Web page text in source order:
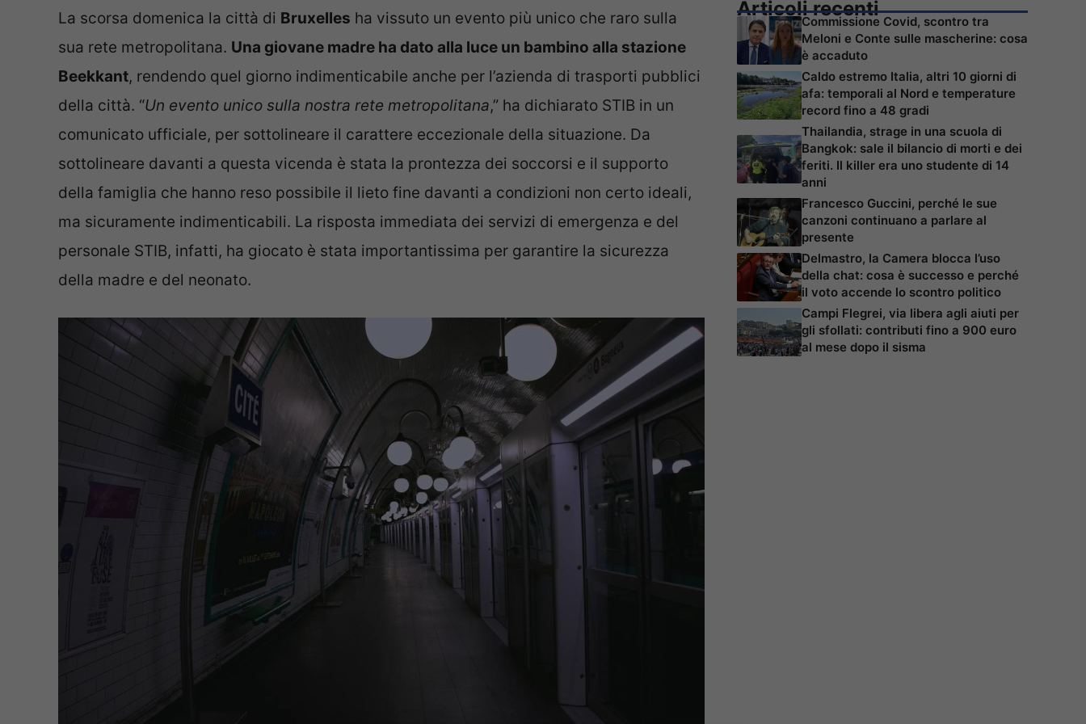
La scorsa domenica la città di Bruxelles ha vissuto un evento più unico che raro sulla
sua rete metropolitana. Una giovane madre ha dato alla luce un bambino alla stazione
Beekkant, rendendo quel giorno indimenticabile anche per l’azienda di trasporti pubblici
della città. “Un evento unico sulla nostra rete metropolitana,” ha dichiarato STIB in un
comunicato ufficiale, per sottolineare il carattere eccezionale della situazione. Da
sottolineare davanti a questa vicenda è stata la prontezza dei soccorsi e il supporto
della famiglia che hanno reso possibile il lieto fine davanti a condizioni non certo ideali,
ma sicuramente indimenticabili. La risposta immediata dei servizi di emergenza e del
personale STIB, infatti, ha giocato è stata importantissima per garantire la sicurezza
della madre e del neonato.
Articoli recenti
Commissione Covid, scontro tra
Meloni e Conte sulle mascherine: cosa
è accaduto
Caldo estremo Italia, altri 10 giorni di
afa: temporali al Nord e temperature
record fino a 48 gradi
Thailandia, strage in una scuola di
Bangkok: sale il bilancio di morti e dei
feriti. Il killer era uno studente di 14
anni
Francesco Guccini, perché le sue
canzoni continuano a parlare al
presente
Delmastro, la Camera blocca l’uso
della chat: cosa è successo e perché
il voto accende lo scontro politico
Campi Flegrei, via libera agli aiuti per
gli sfollati: contributi fino a 900 euro
al mese dopo il sisma